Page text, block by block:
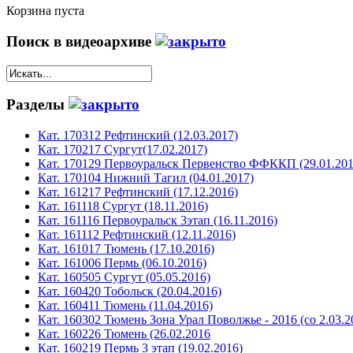
Корзина пуста
Поиск в видеоархиве
Разделы
Кат. 170312 Рефтинский (12.03.2017)
Кат. 170217 Сургут(17.02.2017)
Кат. 170129 Первоуральск Первенство ФФККП
Кат. 170104 Нижний Тагил (04.01.2017)
Кат. 161217 Рефтинский (17.12.2016)
Кат. 161118 Сургут (18.11.2016)
Кат. 161116 Первоуральск 3этап (16.11.2016)
Кат. 161112 Рефтинский (12.11.2016)
Кат. 161017 Тюмень (17.10.2016)
Кат. 161006 Пермь (06.10.2016)
Кат. 160505 Сургут (05.05.2016)
Кат. 160420 Тобольск (20.04.2016)
Кат. 160411 Тюмень (11.04.2016)
Кат. 160302 Тюмень Зона Урал Поволжье - 2016 (со
Кат. 160226 Тюмень (26.02.2016
Кат. 160219 Пермь 3 этап (19.02.2016)